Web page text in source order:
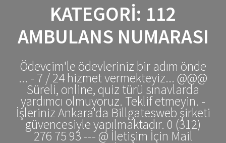
KATEGORI: 112
AMBULANS NUMARASI
Ödevcim'le ödevleriniz bir adım önde
... - 7 / 24 hizmet vermekteyiz... @@@
Süreli, online, quiz türü sınavlarda
yardımcı olmuyoruz. Teklif etmeyin. -
İşleriniz Ankara'da Billgatesweb şirketi
güvencesiyle yapılmaktadır. 0 (312)
276 75 93 --- @ İletişim İçin Mail